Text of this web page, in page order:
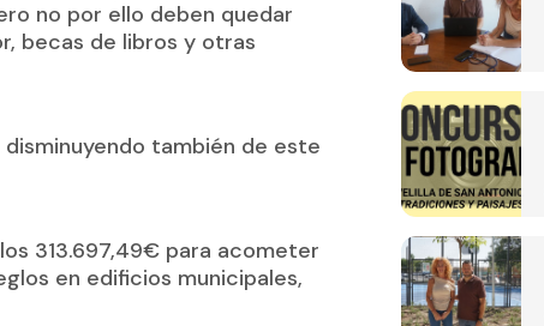
no por ello deben quedar
becas de libros y otras
también de este
313.697,49€ para acometer
en edificios municipales,